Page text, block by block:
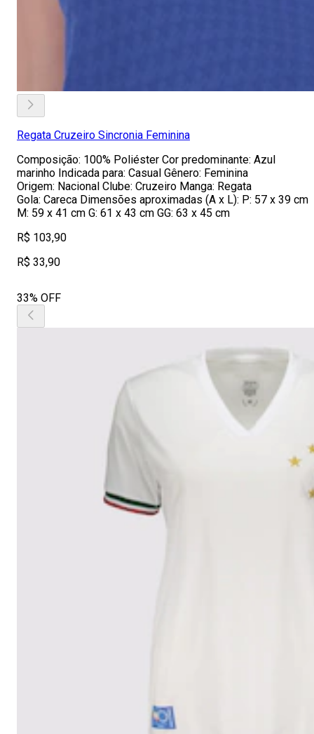
Regata Cruzeiro Sincronia Feminina
Composição: 100% Poliéster Cor predominante: Azul
marinho Indicada para: Casual Gênero: Feminina
Origem: Nacional Clube: Cruzeiro Manga: Regata
Gola: Careca Dimensões aproximadas (A x L): P: 57 x 39 cm
M: 59 x 41 cm G: 61 x 43 cm GG: 63 x 45 cm
R$ 103,90
R$ 33,90
33% OFF